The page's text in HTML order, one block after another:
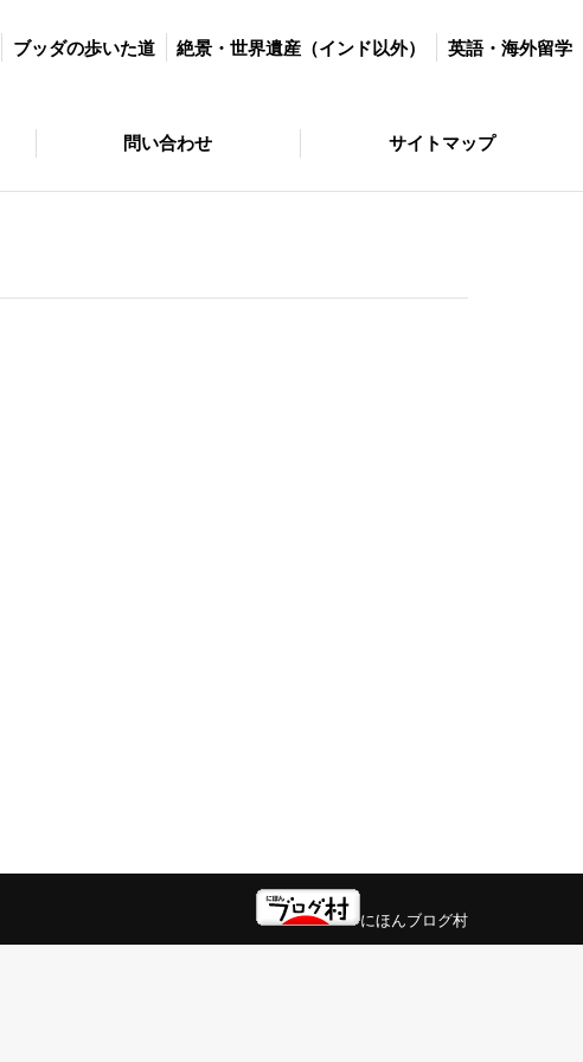
ブッダの歩いた道 絶景・世界遺産（インド以外） 英語・海外留学
問い合わせ サイトマップ
にほんブログ村
絶景・世界遺産（インド以外） 英語・海外留学 マラソン＆ダイエット